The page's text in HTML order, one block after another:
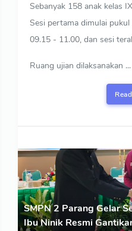
Sebanyak 158 anak kelas
Sesi pertama dimulai
09.15 - 11.00, dan sesi
Ruang ujian dilaksanakan ...
SMPN 2 Parang Gelar
Ibu Ninik Resmi